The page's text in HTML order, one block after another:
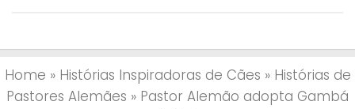
Home » Histórias Inspiradoras de Cães » Histórias de
Pastores Alemães » Pastor Alemão adopta Gambá